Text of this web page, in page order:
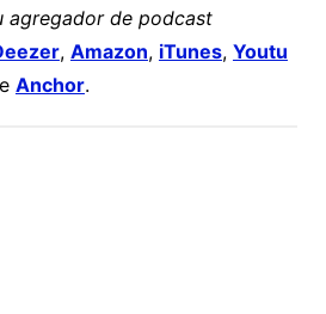
agregador de podcast
, Amazon, iTunes, Youtu
Anchor.